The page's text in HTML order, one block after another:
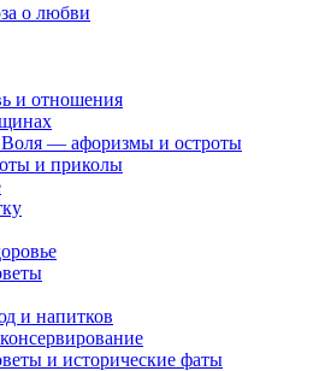
о любви
и отношения
— афоризмы и остроты
и приколы
и напитков
и исторические фаты